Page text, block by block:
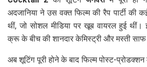
अदजानिया ने उस वक्त फिल्म की रैप पार्टी की
थीं, जो सोशल मीडिया पर खूब वायरल हुई थीं।
क्रू के बीच की शानदार केमिस्ट्री और मस्ती
अब शूटिंग पूरी होने के बाद फिल्म पोस्ट-